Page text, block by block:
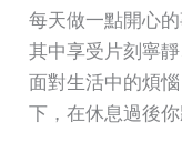
每天做一點開心
其中享受片刻寧
面對生活中的煩
下，在休息過後